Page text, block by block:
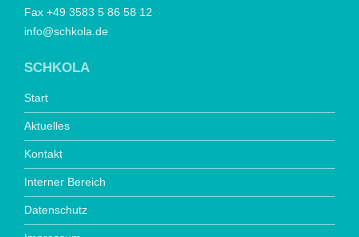
Fax +49 3583 5 86 58 12
info@schkola.de
SCHKOLA
Start
Aktuelles
Kontakt
Interner Bereich
Datenschutz